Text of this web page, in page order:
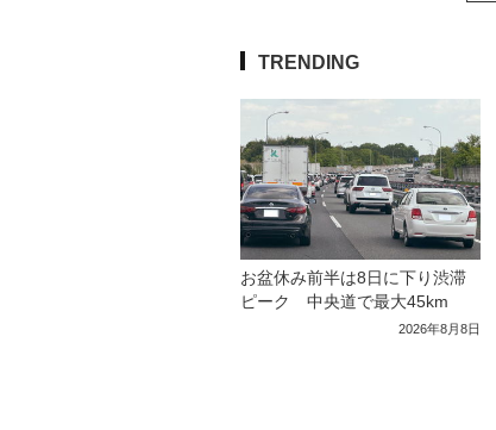
TRENDING
お盆休み前半は8日に下り渋滞
ピーク 中央道で最大45km
2026年8月8日